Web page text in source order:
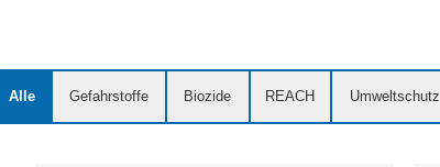
Alle Gefahrstoffe Biozide REACH Umweltschutz